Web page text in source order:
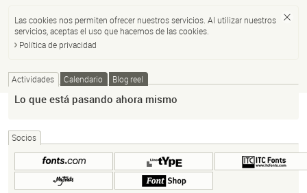
Las cookies nos permiten ofrecer nuestros servicios. Al utilizar nuestros
servicios, aceptas el uso que hacemos de las cookies.
Política de privacidad
Actividades Calendario Blog reel
Lo que está pasando ahora mismo
Socios